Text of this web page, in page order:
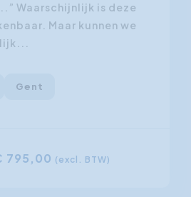
Waarschijnlijk is deze
Maar kunnen we
Gent
795,00 (excl. BTW)